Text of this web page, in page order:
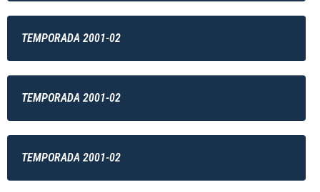
TEMPORADA 2001-02
TEMPORADA 2001-02
TEMPORADA 2001-02